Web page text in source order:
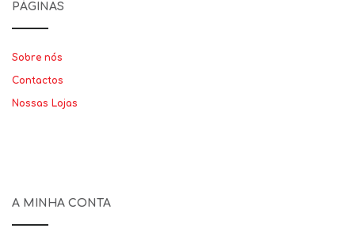
PÁGINAS
Sobre nós
Contactos
Nossas Lojas
A MINHA CONTA